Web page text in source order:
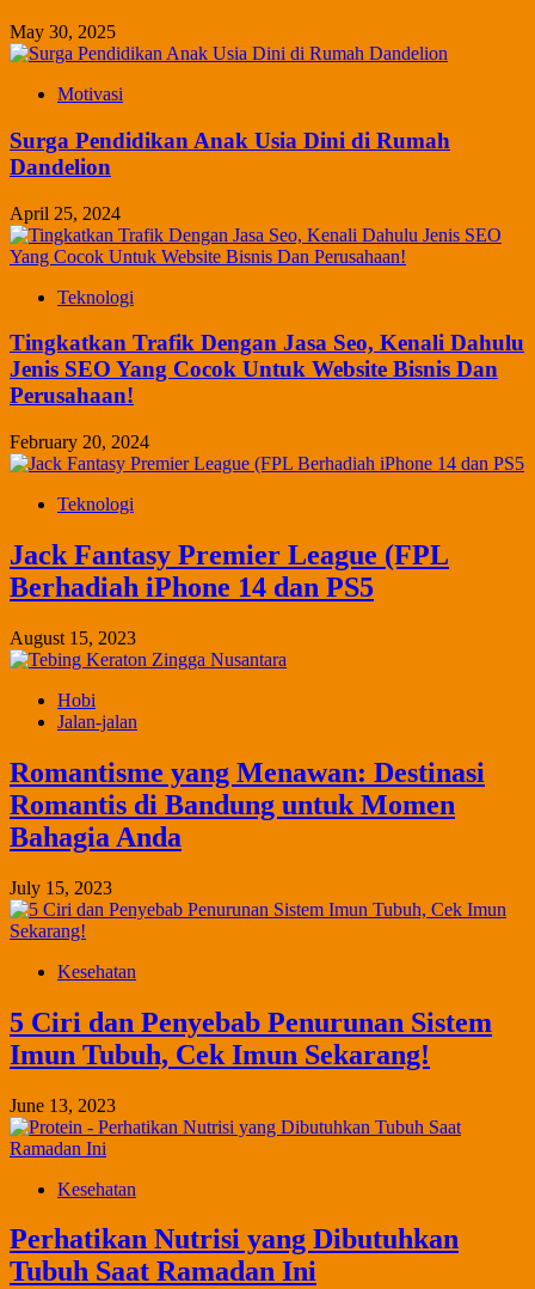
May 30, 2025
Motivasi
Surga Pendidikan Anak Usia Dini di Rumah
Dandelion
April 25, 2024
Teknologi
Tingkatkan Trafik Dengan Jasa Seo, Kenali Dahulu
Jenis SEO Yang Cocok Untuk Website Bisnis Dan
Perusahaan!
February 20, 2024
Teknologi
Jack Fantasy Premier League (FPL
Berhadiah iPhone 14 dan PS5
August 15, 2023
Hobi
Jalan-jalan
Romantisme yang Menawan: Destinasi
Romantis di Bandung untuk Momen
Bahagia Anda
July 15, 2023
Kesehatan
5 Ciri dan Penyebab Penurunan Sistem
Imun Tubuh, Cek Imun Sekarang!
June 13, 2023
Kesehatan
Perhatikan Nutrisi yang Dibutuhkan
Tubuh Saat Ramadan Ini